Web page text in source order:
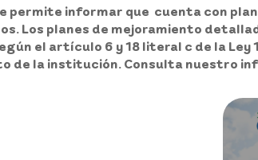
se permite informar que cuenta con
Los planes de mejoramiento
el artículo 6 y 18 literal c de la
de la institución. Consulta nuestro